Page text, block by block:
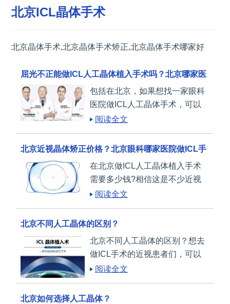
北京ICL晶体手术
北京晶体手术,北京晶体手术矫正,北京晶体手术哪家好
屈光不正能做ICL人工晶体植入手术吗？北京哪家医
院好？
包括在北京，如果想找一家眼科
医院做ICL人工晶体手术，可以
来德视佳眼科。
阅读全文
北京近视晶体矫正价格？北京眼科哪家医院做ICL手
术好？
在北京做ICL人工晶体植入手术
需要多少钱?相信这是不少近视
患者，尤其是高度近视、高度散
阅读全文
北京不同人工晶体的区别？
北京不同人工晶体的区别？想去
做ICL手术的近视患者们，可以
多了解一些关于近视手术的知
什么区别。
阅读全文
北京如何选择人工晶体？